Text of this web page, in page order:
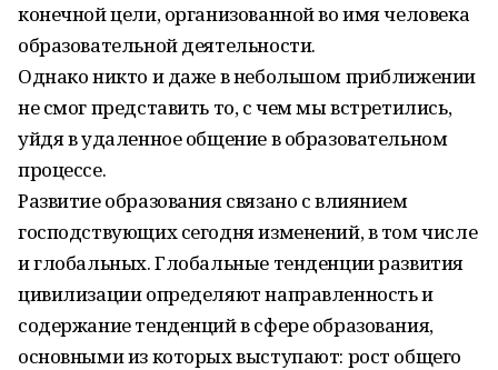
конечной цели, организованной во имя человека
образовательной деятельности.
Однако никто и даже в небольшом приближении
не смог представить то, с чем мы встретились,
уйдя в удаленное общение в образовательном
процессе.
Развитие образования связано с влиянием
господствующих сегодня изменений, в том числе
и глобальных. Глобальные тенденции развития
цивилизации определяют направленность и
содержание тенденций в сфере образования,
основными из которых выступают: рост общего